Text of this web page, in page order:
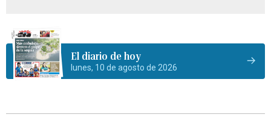
El diario de hoy
lunes, 10 de agosto de 2026